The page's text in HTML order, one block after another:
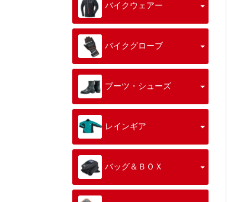
バイクウェアー
バイクグローブ
ブーツ・シューズ
レインギア
バッグ＆ＢＯＸ